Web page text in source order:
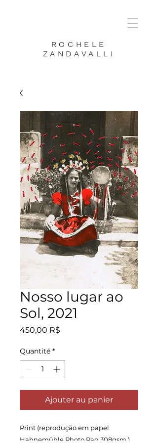
ROCHELE
ZANDAVALLI
Nosso lugar ao
Sol, 2021
450,00 R$
Quantité *
Ajouter au panier
Print (reprodução em papel
Hahnemühle Photo Rag 308gsm )